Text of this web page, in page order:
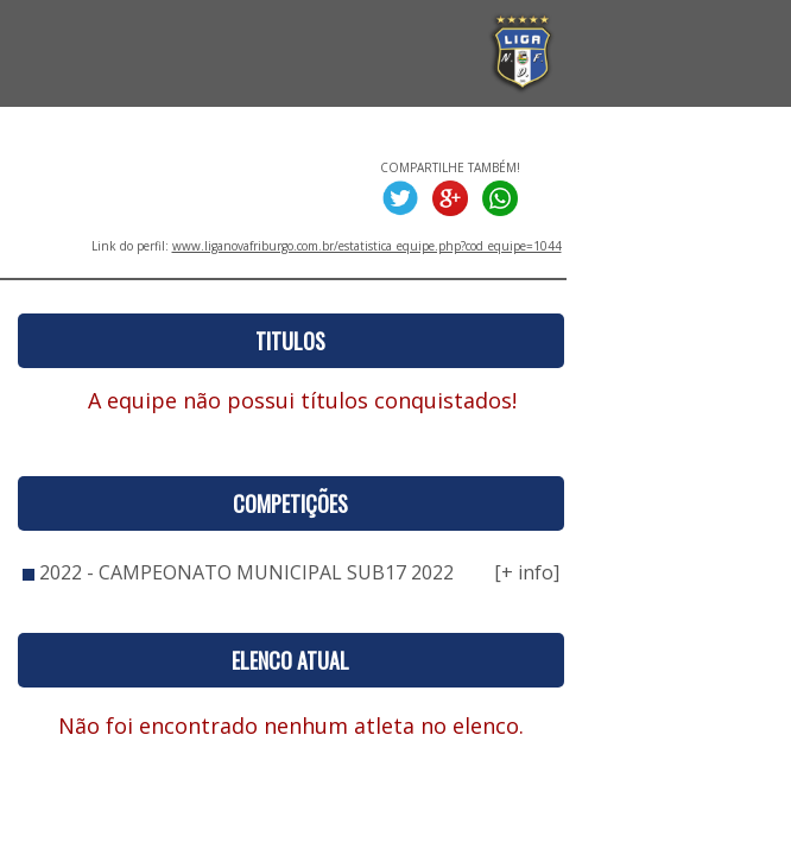
COMPARTILHE TAMBÉM!
Link do perfil: www.liganovafriburgo.com.br/estatistica_equipe.php?cod_equipe=1044
TITULOS
A equipe não possui títulos conquistados!
COMPETIÇÕES
2022 - CAMPEONATO MUNICIPAL SUB17 2022 [+ info]
ELENCO ATUAL
Não foi encontrado nenhum atleta no elenco.